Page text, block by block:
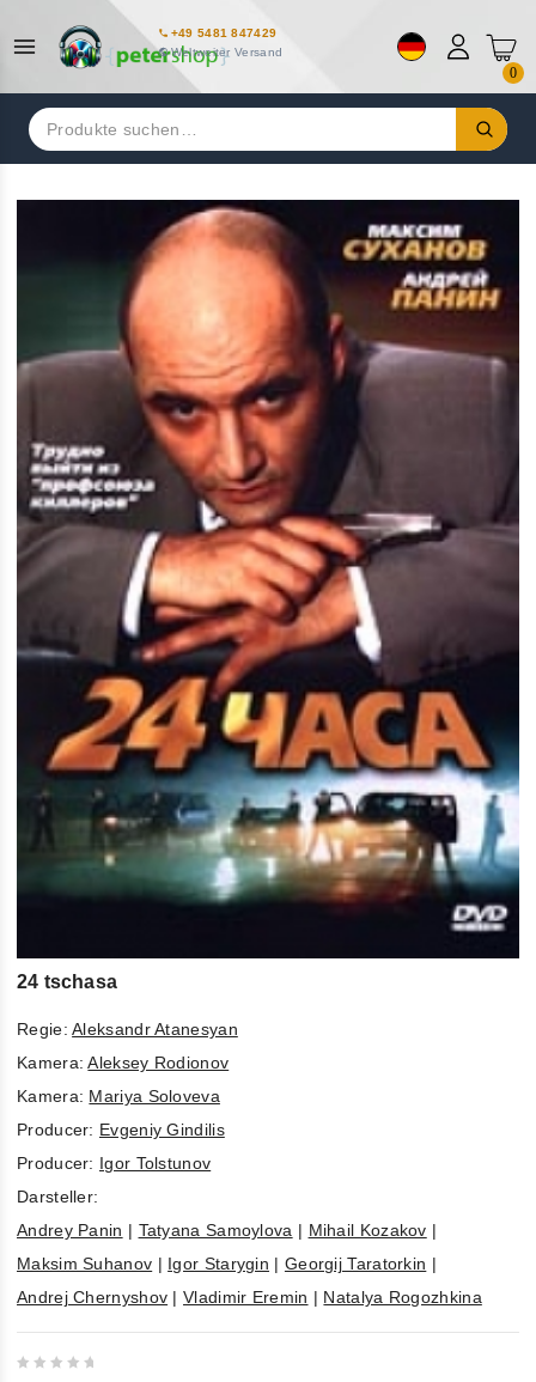
+49 5481 847429
Weltweiter Versand
0
Suchen
nach:
24 tschasa
Regie:Aleksandr Atanesyan
Kamera:Aleksey Rodionov
Kamera: Mariya Soloveva
Producer: Evgeniy Gindilis
Producer: Igor Tolstunov
Darsteller:
Andrey Panin | Tatyana Samoylova | Mihail Kozakov |
Maksim Suhanov | Igor Starygin | Georgij Taratorkin |
Andrej Chernyshov |Vladimir Eremin | Natalya Rogozhkina